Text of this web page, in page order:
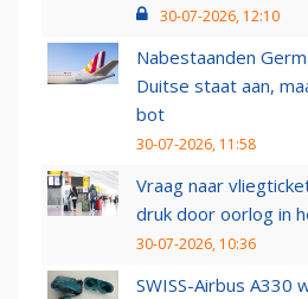
30-07-2026, 12:10
Nabestaanden
Duitse staat aan,
bot
30-07-2026, 11:58
Vraag naar
druk door oorlog in
30-07-2026, 10:36
SWISS-Airbus A330